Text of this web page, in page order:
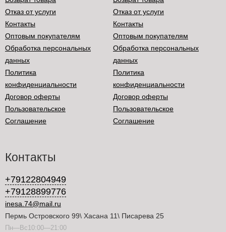
Отказ от услуги
Контакты
Оптовым покупателям
Обработка персональных
данных
Политика
конфиденциальности
Договор оферты
Пользовательское
Соглашение
Отказ от услуги
Контакты
Оптовым покупателям
Обработка персональных
данных
Политика
конфиденциальности
Договор оферты
Пользовательское
Соглашение
Контакты
+79122804949
+79128899776
inesa.74@mail.ru
Пермь Островского 99\ Хасана 11\ Писарева 25
Пн—Вс10:00—21:00